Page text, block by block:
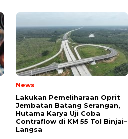
News
Lakukan Pemeliharaan Oprit
Jembatan Batang Serangan,
Hutama Karya Uji Coba
Contraflow di KM 55 Tol Binjai–
Langsa